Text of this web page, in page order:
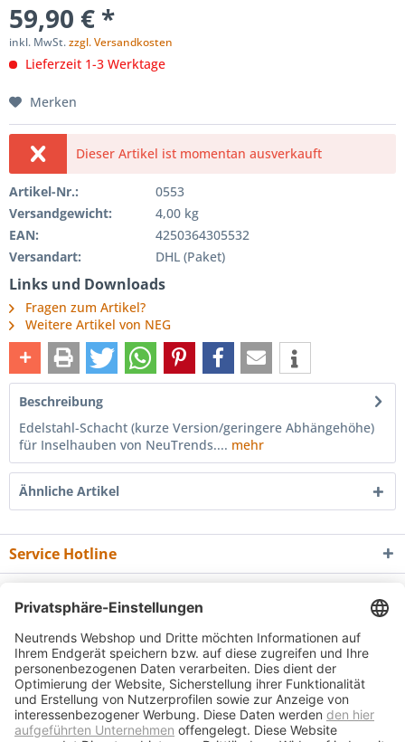
59,90 € *
inkl. MwSt.zzgl. Versandkosten
Lieferzeit 1-3 Werktage
Merken
Dieser Artikel ist momentan ausverkauft
Artikel-Nr.:
0553
Versandgewicht:
4,00 kg
EAN:
4250364305532
Versandart:
DHL (Paket)
Links und Downloads
Fragen zum Artikel?
Weitere Artikel von NEG
Beschreibung
Edelstahl-Schacht (kurze Version/geringere Abhängehöhe)
für Inselhauben von NeuTrends.... mehr
Ähnliche Artikel
Service Hotline
Informationen
Newsletter
* Alle Preise inkl. gesetzl. Mehrwertsteuer zzgl.Versandkostenund ggf.